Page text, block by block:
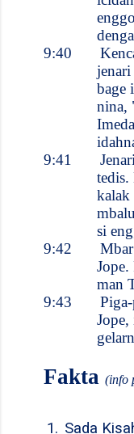
9:40
bage
nina,
9:41
tedis.
kalak
si
9:42
Jope.
man
9:43
Fakta (info
1. Sada